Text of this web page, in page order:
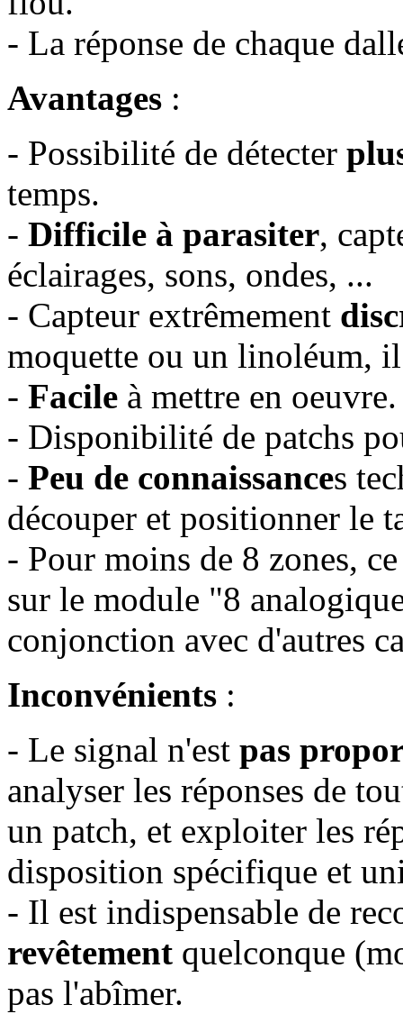
- La réponse de chaque
Avantages :
- Possibilité de détecter
temps.
- Difficile à parasiter,
éclairages, sons, ondes, ...
- Capteur extrêmement
moquette ou un linoléum,
- Facile à mettre en oeuvre.
- Disponibilité de patchs
- Peu de connaissances
découper et positionner le
- Pour moins de 8 zones,
sur le module "8
conjonction avec d'autres
Inconvénients :
- Le signal n'est pas
analyser les réponses de
un patch, et exploiter les
disposition spécifique et
- Il est indispensable de
revêtement quelconque
pas l'abîmer.